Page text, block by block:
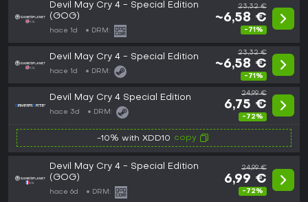
Devil May Cry 4 - Special Edition
(GOG)
hace 1d DRM:
23,32 €
~6,58 €
-71%
Devil May Cry 4 - Special Edition
hace 1d DRM:
23,32 €
~6,58 €
-71%
Devil May Cry 4 Special Edition
hace 3d DRM:
24,99 €
6,75 €
-72%
-10% with XDD10 copy
Devil May Cry 4 - Special Edition
(GOG)
hace 6d DRM:
24,99 €
6,99 €
-72%